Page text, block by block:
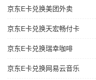
京东E卡兑换美团外卖
京东E卡兑换天宏畅付卡
京东E卡兑换瑞幸咖啡
京东E卡兑换网易云音乐